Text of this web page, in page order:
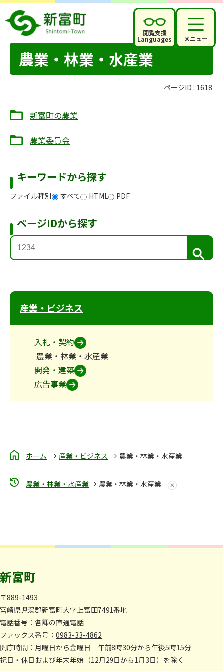
閲覧支援
Languages メニュー
農業・林業・水産業
ページID : 1618
新富町の農業
農業委員会
キーワードから探す
ファイル種別 すべて HTML PDF
ページIDから探す
検
索
産業・ビジネス
入札・契約
農業・林業・水産業
開発・建築
広告事業
ホーム 産業・ビジネス 農業・林業・水産業
農業・林業・水産業 農業・林業・水産業
新富町
〒889-1493
宮崎県児湯郡新富町大字上富田7491番地
電話番号： 各課の直通電話
ファックス番号： 0983-33-4862
開庁時間：月曜日から金曜日 午前8時30分から午後5時15分
祝日・休日および年末年始（12月29日から1月3日）を除く